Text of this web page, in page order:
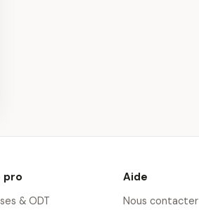
en Parapente
Gérardmer
pro
& ODT
Aide
Nous contacter